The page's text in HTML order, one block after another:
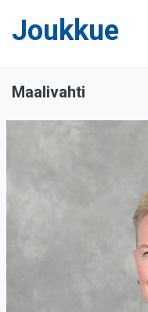
Joukkue
Maalivahti